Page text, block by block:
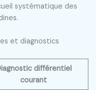
systématique des
et diagnostics
différentiel
courant